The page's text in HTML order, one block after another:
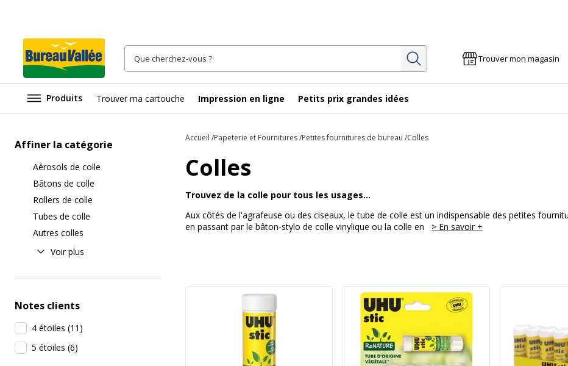
Rechercher Trouver mon magasin
Produits Trouver ma cartouche Impression en ligne Petits prix grandes idées
Affiner la catégorie
Aérosols de colle
Bâtons de colle
Rollers de colle
Tubes de colle
Autres colles
Voir plus
Notes clients
4 étoiles (11 )
5 étoiles (6)
Accueil Papeterie et Fournitures Petites fournitures de bureau Colles
Colles
Trouvez de la colle pour tous les usages…
Aux côtés de l'agrafeuse ou des ciseaux, le tube de colle est un indispensable des petites
en passant par le bâton-stylo de colle vinylique ou la colle en
> En savoir +